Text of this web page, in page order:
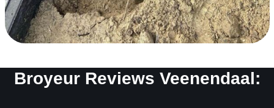
Broyeur Reviews Veenendaal: